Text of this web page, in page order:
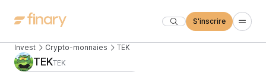
S'inscrire
Invest Crypto-monnaies TEK
TEKTEK